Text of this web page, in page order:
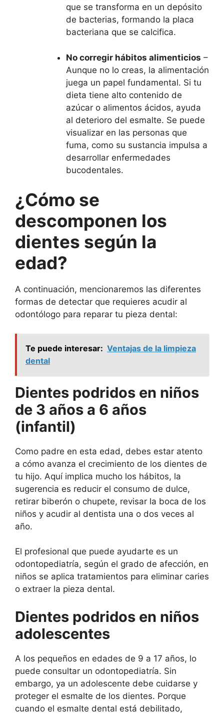
que se transforma en un depósito
de bacterias, formando la placa
bacteriana que se calcifica.
No corregir hábitos alimenticios –
Aunque no lo creas, la alimentación
juega un papel fundamental. Si tu
dieta tiene alto contenido de
azúcar o alimentos ácidos, ayuda
al deterioro del esmalte. Se puede
visualizar en las personas que
fuma, como su sustancia impulsa a
desarrollar enfermedades
bucodentales.
¿Cómo se
descomponen los
dientes según la
edad?
A continuación, mencionaremos las diferentes
formas de detectar que requieres acudir al
odontólogo para reparar tu pieza dental:
Te puede interesar: Ventajas de la limpieza
dental
Dientes podridos en niños
de 3 años a 6 años
(infantil)
Como padre en esta edad, debes estar atento
a cómo avanza el crecimiento de los dientes de
tu hijo. Aquí implica mucho los hábitos, la
sugerencia es reducir el consumo de dulce,
retirar biberón o chupete, revisar la boca de los
niños y acudir al dentista una o dos veces al
año.
El profesional que puede ayudarte es un
odontopediatría, según el grado de afección, en
niños se aplica tratamientos para eliminar caries
o extraer la pieza dental.
Dientes podridos en niños
adolescentes
A los pequeños en edades de 9 a 17 años, lo
puede consultar un odontopediatría. Sin
embargo, ya un adolescente debe cuidarse y
proteger el esmalte de los dientes. Porque
cuando el esmalte dental está debilitado,